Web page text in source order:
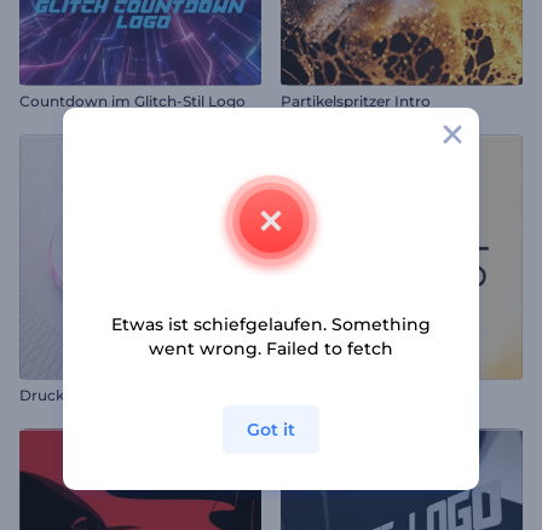
Countdown im Glitch-Stil Logo Partikelspritzer Intro
Drucktaste-Logo-Reveal
Etwas ist schiefgelaufen. Something
went wrong. Failed to fetch
Got it